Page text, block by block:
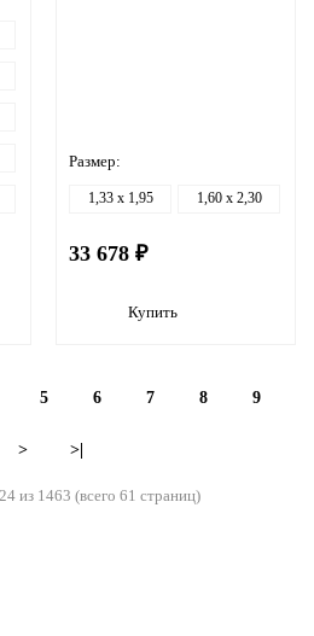
Размер:
1,33 x 1,95 1,60 x 2,30
33 678 ₽
Купить
5 6 7 8 9
> >|
из 1463 (всего 61 страниц)